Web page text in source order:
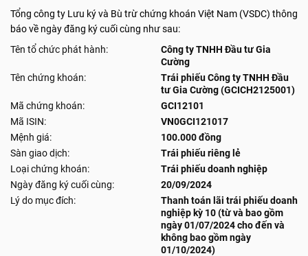
Tổng công ty Lưu ký và Bù trừ chứng khoán Việt Nam (VSDC) thông
báo về ngày đăng ký cuối cùng như sau:
Tên tổ chức phát hành:
Công ty TNHH Đầu tư Gia
Cường
Tên chứng khoán:
Trái phiếu Công ty TNHH Đầu
tư Gia Cường (GCICH2125001)
Mã chứng khoán:
GCI12101
Mã ISIN:
VN0GCI121017
Mệnh giá:
100.000 đồng
Sàn giao dịch:
Trái phiếu riêng lẻ
Loại chứng khoán:
Trái phiếu doanh nghiệp
Ngày đăng ký cuối cùng:
20/09/2024
Lý do mục đích:
Thanh toán lãi trái phiếu doanh
nghiệp kỳ 10 (từ và bao gồm
ngày 01/07/2024 cho đến và
không bao gồm ngày
01/10/2024)